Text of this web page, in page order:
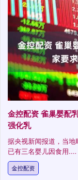
金控配资 雀巢婴配
强化乳
据央视新闻报道，当
已有三名婴儿因食用....
金控配资